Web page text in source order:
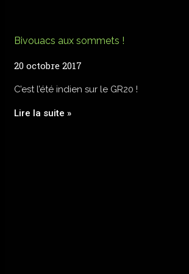
Bivouacs aux sommets !
20 octobre 2017
C’est l’été indien sur le GR20 !
Lire la suite »